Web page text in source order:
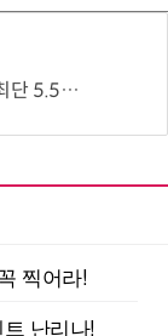
학원 도약도